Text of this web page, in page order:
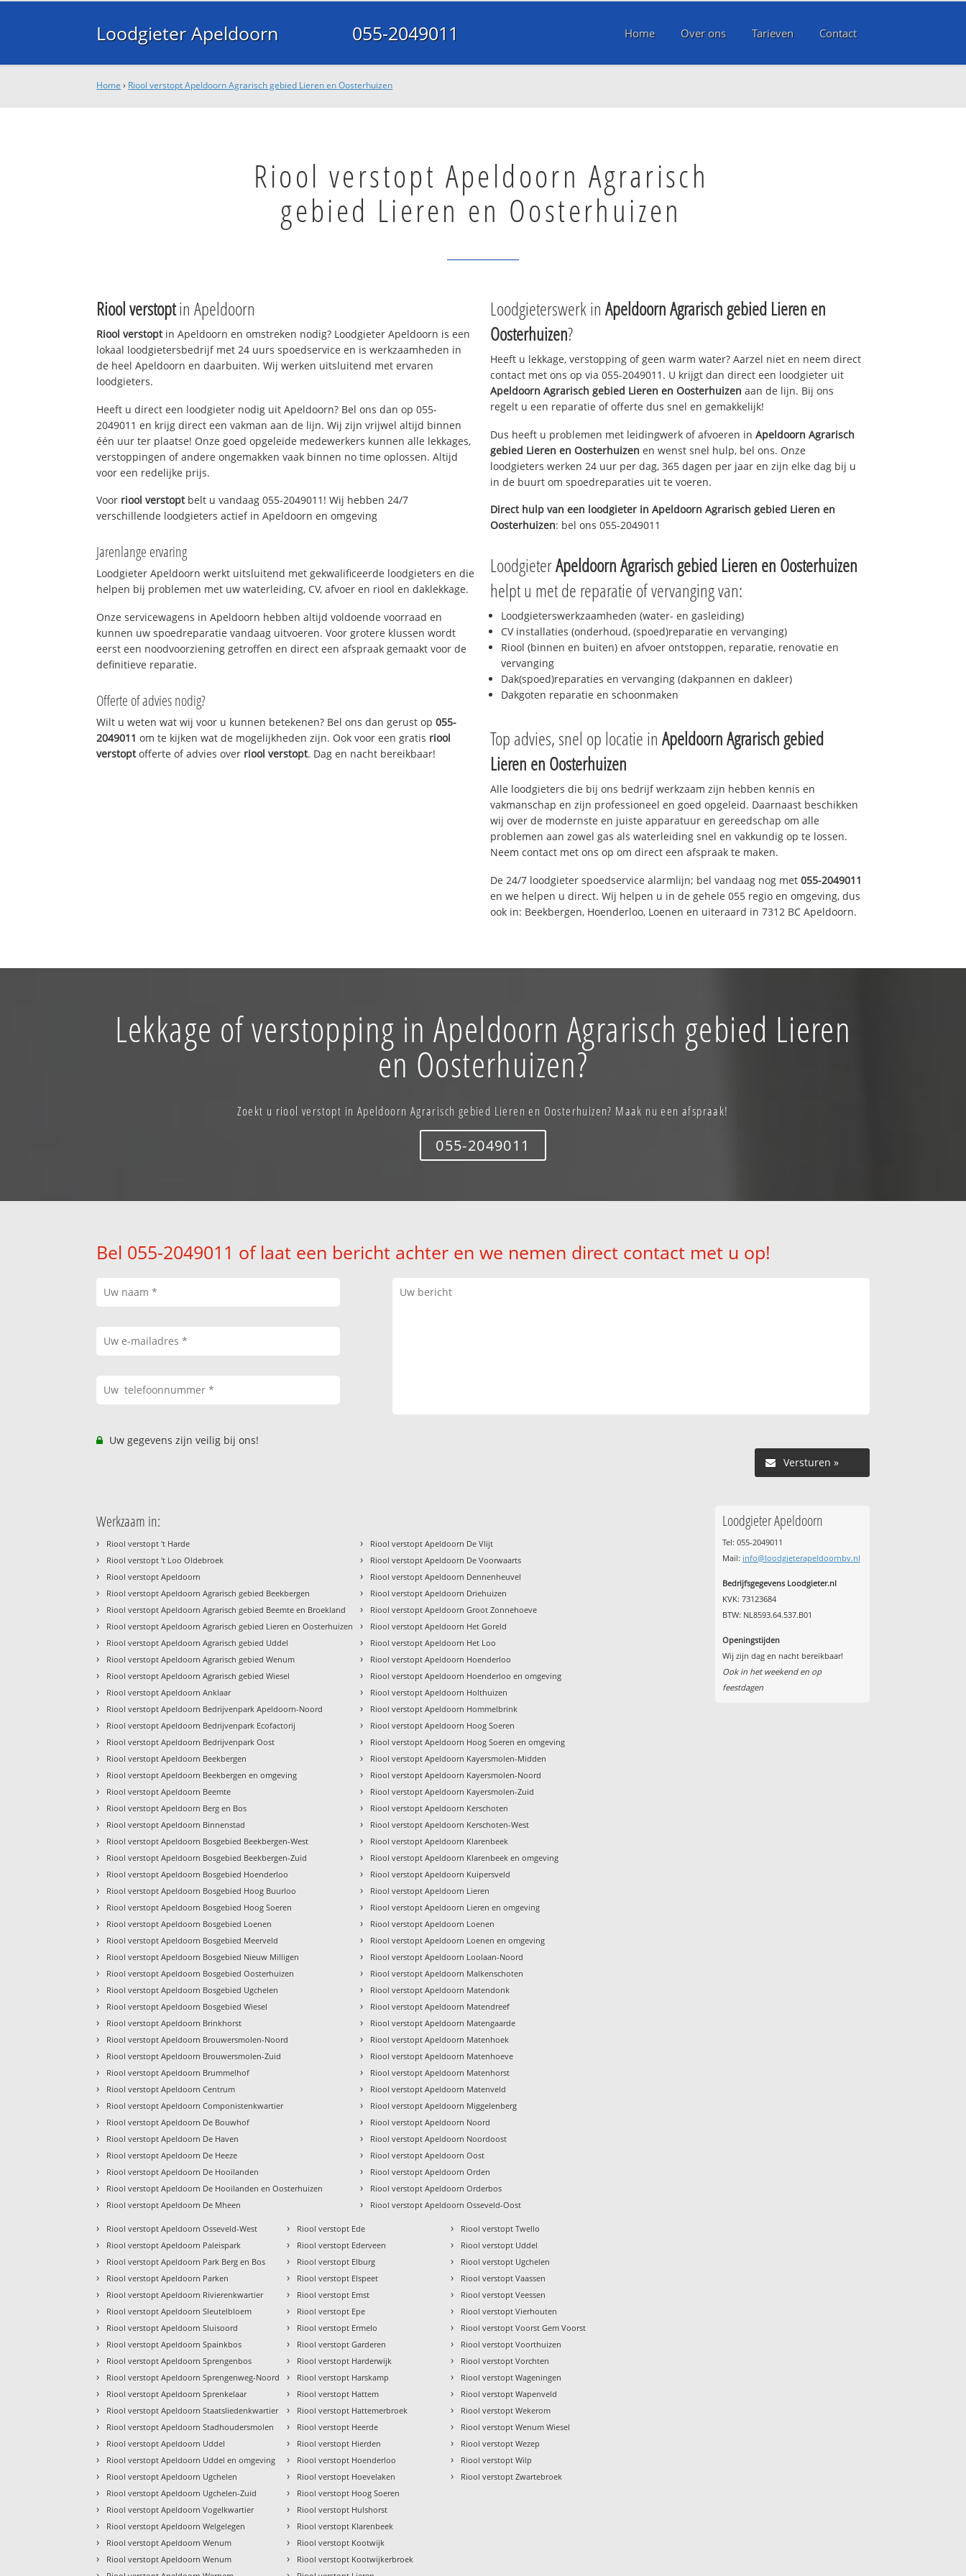
Loodgieter Apeldoorn 055-2049011 Home Over ons Tarieven Contact
Home › Riool verstopt Apeldoorn Agrarisch gebied Lieren en Oosterhuizen
Riool verstopt Apeldoorn Agrarisch
gebied Lieren en Oosterhuizen
Riool verstoptin Apeldoorn
Riool verstoptin Apeldoorn en omstreken nodig? Loodgieter Apeldoorn is een
lokaal loodgietersbedrijf met 24 uurs spoedservice en is werkzaamheden in
de heel Apeldoorn en daarbuiten. Wij werken uitsluitend met ervaren
loodgieters.
Heeft u direct een loodgieter nodig uit Apeldoorn? Bel ons dan op 055-
2049011 en krijg direct een vakman aan de lijn. Wij zijn vrijwel altijd binnen
één uur ter plaatse! Onze goed opgeleide medewerkers kunnen alle lekkages,
verstoppingen of andere ongemakken vaak binnen no time oplossen. Altijd
voor een redelijke prijs.
Voor riool verstoptbelt u vandaag 055-2049011! Wij hebben 24/7
verschillende loodgieters actief in Apeldoorn en omgeving
Jarenlange ervaring
Loodgieter Apeldoorn werkt uitsluitend met gekwalificeerde loodgieters en die
helpen bij problemen met uw waterleiding, CV, afvoer en riool en daklekkage.
Onze servicewagens in Apeldoorn hebben altijd voldoende voorraad en
kunnen uw spoedreparatie vandaag uitvoeren. Voor grotere klussen wordt
eerst een noodvoorziening getroffen en direct een afspraak gemaakt voor de
definitieve reparatie.
Offerte of advies nodig?
Wilt u weten wat wij voor u kunnen betekenen? Bel ons dan gerust op055-
2049011 om te kijken wat de mogelijkheden zijn. Ook voor een gratis riool
verstoptofferte of advies over riool verstopt. Dag en nacht bereikbaar!
Loodgieterswerk in Apeldoorn Agrarisch gebied Lieren en
Oosterhuizen?
Heeft u lekkage, verstopping of geen warm water? Aarzel niet en neem direct
contact met ons op via 055-2049011. U krijgt dan direct een loodgieter uit
Apeldoorn Agrarisch gebied Lieren en Oosterhuizen aan de lijn. Bij ons
regelt u een reparatie of offerte dus snel en gemakkelijk!
Dus heeft u problemen met leidingwerk of afvoeren in Apeldoorn Agrarisch
gebied Lieren en Oosterhuizen en wenst snel hulp, bel ons. Onze
loodgieters werken 24 uur per dag, 365 dagen per jaar en zijn elke dag bij u
in de buurt om spoedreparaties uit te voeren.
Direct hulp van een loodgieter in Apeldoorn Agrarisch gebied Lieren en
Oosterhuizen: bel ons 055-2049011
LoodgieterApeldoorn Agrarisch gebied Lieren en Oosterhuizen
helpt u met de reparatie of vervanging van:
Loodgieterswerkzaamheden (water- en gasleiding)
CV installaties (onderhoud, (spoed)reparatie en vervanging)
Riool (binnen en buiten) en afvoer ontstoppen, reparatie, renovatie en
vervanging
Dak(spoed)reparaties en vervanging (dakpannen en dakleer)
Dakgoten reparatie en schoonmaken
Top advies, snel op locatie in Apeldoorn Agrarisch gebied
Lieren en Oosterhuizen
Alle loodgieters die bij ons bedrijf werkzaam zijn hebben kennis en
vakmanschap en zijn professioneel en goed opgeleid. Daarnaast beschikken
wij over de modernste en juiste apparatuur en gereedschap om alle
problemen aan zowel gas als waterleiding snel en vakkundig op te lossen.
Neem contact met ons op om direct een afspraak te maken.
De 24/7 loodgieter spoedservice alarmlijn; bel vandaag nog met 055-2049011
en we helpen u direct. Wij helpen u in de gehele 055 regio en omgeving, dus
ook in: Beekbergen, Hoenderloo, Loenen en uiteraard in 7312 BC Apeldoorn.
Lekkage of verstopping in Apeldoorn Agrarisch gebied Lieren
en Oosterhuizen?
Zoekt u riool verstopt in Apeldoorn Agrarisch gebied Lieren en Oosterhuizen? Maak nu een afspraak!
055-2049011
Bel 055-2049011 of laat een bericht achter en we nemen direct contact met u op!
Uw gegevens zijn veilig bij ons!
Versturen »
Werkzaam in:
› Riool verstopt 't Harde
› Riool verstopt 't Loo Oldebroek
› Riool verstopt Apeldoorn
› Riool verstopt Apeldoorn Agrarisch gebied Beekbergen
› Riool verstopt Apeldoorn Agrarisch gebied Beemte en Broekland
› Riool verstopt Apeldoorn Agrarisch gebied Lieren en Oosterhuizen
› Riool verstopt Apeldoorn Agrarisch gebied Uddel
› Riool verstopt Apeldoorn Agrarisch gebied Wenum
› Riool verstopt Apeldoorn Agrarisch gebied Wiesel
› Riool verstopt Apeldoorn Anklaar
› Riool verstopt Apeldoorn Bedrijvenpark Apeldoorn-Noord
› Riool verstopt Apeldoorn Bedrijvenpark Ecofactorij
› Riool verstopt Apeldoorn Bedrijvenpark Oost
› Riool verstopt Apeldoorn Beekbergen
› Riool verstopt Apeldoorn Beekbergen en omgeving
› Riool verstopt Apeldoorn Beemte
› Riool verstopt Apeldoorn Berg en Bos
› Riool verstopt Apeldoorn Binnenstad
› Riool verstopt Apeldoorn Bosgebied Beekbergen-West
› Riool verstopt Apeldoorn Bosgebied Beekbergen-Zuid
› Riool verstopt Apeldoorn Bosgebied Hoenderloo
› Riool verstopt Apeldoorn Bosgebied Hoog Buurloo
› Riool verstopt Apeldoorn Bosgebied Hoog Soeren
› Riool verstopt Apeldoorn Bosgebied Loenen
› Riool verstopt Apeldoorn Bosgebied Meerveld
› Riool verstopt Apeldoorn Bosgebied Nieuw Milligen
› Riool verstopt Apeldoorn Bosgebied Oosterhuizen
› Riool verstopt Apeldoorn Bosgebied Ugchelen
› Riool verstopt Apeldoorn Bosgebied Wiesel
› Riool verstopt Apeldoorn Brinkhorst
› Riool verstopt Apeldoorn Brouwersmolen-Noord
› Riool verstopt Apeldoorn Brouwersmolen-Zuid
› Riool verstopt Apeldoorn Brummelhof
› Riool verstopt Apeldoorn Centrum
› Riool verstopt Apeldoorn Componistenkwartier
› Riool verstopt Apeldoorn De Bouwhof
› Riool verstopt Apeldoorn De Haven
› Riool verstopt Apeldoorn De Heeze
› Riool verstopt Apeldoorn De Hooilanden
› Riool verstopt Apeldoorn De Hooilanden en Oosterhuizen
› Riool verstopt Apeldoorn De Mheen
› Riool verstopt Apeldoorn De Vlijt
› Riool verstopt Apeldoorn De Voorwaarts
› Riool verstopt Apeldoorn Dennenheuvel
› Riool verstopt Apeldoorn Driehuizen
› Riool verstopt Apeldoorn Groot Zonnehoeve
› Riool verstopt Apeldoorn Het Goreld
› Riool verstopt Apeldoorn Het Loo
› Riool verstopt Apeldoorn Hoenderloo
› Riool verstopt Apeldoorn Hoenderloo en omgeving
› Riool verstopt Apeldoorn Holthuizen
› Riool verstopt Apeldoorn Hommelbrink
› Riool verstopt Apeldoorn Hoog Soeren
› Riool verstopt Apeldoorn Hoog Soeren en omgeving
› Riool verstopt Apeldoorn Kayersmolen-Midden
› Riool verstopt Apeldoorn Kayersmolen-Noord
› Riool verstopt Apeldoorn Kayersmolen-Zuid
› Riool verstopt Apeldoorn Kerschoten
› Riool verstopt Apeldoorn Kerschoten-West
› Riool verstopt Apeldoorn Klarenbeek
› Riool verstopt Apeldoorn Klarenbeek en omgeving
› Riool verstopt Apeldoorn Kuipersveld
› Riool verstopt Apeldoorn Lieren
› Riool verstopt Apeldoorn Lieren en omgeving
› Riool verstopt Apeldoorn Loenen
› Riool verstopt Apeldoorn Loenen en omgeving
› Riool verstopt Apeldoorn Loolaan-Noord
› Riool verstopt Apeldoorn Malkenschoten
› Riool verstopt Apeldoorn Matendonk
› Riool verstopt Apeldoorn Matendreef
› Riool verstopt Apeldoorn Matengaarde
› Riool verstopt Apeldoorn Matenhoek
› Riool verstopt Apeldoorn Matenhoeve
› Riool verstopt Apeldoorn Matenhorst
› Riool verstopt Apeldoorn Matenveld
› Riool verstopt Apeldoorn Miggelenberg
› Riool verstopt Apeldoorn Noord
› Riool verstopt Apeldoorn Noordoost
› Riool verstopt Apeldoorn Oost
› Riool verstopt Apeldoorn Orden
› Riool verstopt Apeldoorn Orderbos
› Riool verstopt Apeldoorn Osseveld-Oost
› Riool verstopt Apeldoorn Osseveld-West
› Riool verstopt Apeldoorn Paleispark
› Riool verstopt Apeldoorn Park Berg en Bos
› Riool verstopt Apeldoorn Parken
› Riool verstopt Apeldoorn Rivierenkwartier
› Riool verstopt Apeldoorn Sleutelbloem
› Riool verstopt Apeldoorn Sluisoord
› Riool verstopt Apeldoorn Spainkbos
› Riool verstopt Apeldoorn Sprengenbos
› Riool verstopt Apeldoorn Sprengenweg-Noord
› Riool verstopt Apeldoorn Sprenkelaar
› Riool verstopt Apeldoorn Staatsliedenkwartier
› Riool verstopt Apeldoorn Stadhoudersmolen
› Riool verstopt Apeldoorn Uddel
› Riool verstopt Apeldoorn Uddel en omgeving
› Riool verstopt Apeldoorn Ugchelen
› Riool verstopt Apeldoorn Ugchelen-Zuid
› Riool verstopt Apeldoorn Vogelkwartier
› Riool verstopt Apeldoorn Welgelegen
› Riool verstopt Apeldoorn Wenum
› Riool verstopt Apeldoorn Wenum
› Riool verstopt Ede
› Riool verstopt Ederveen
› Riool verstopt Elburg
› Riool verstopt Elspeet
› Riool verstopt Emst
› Riool verstopt Epe
› Riool verstopt Ermelo
› Riool verstopt Garderen
› Riool verstopt Harderwijk
› Riool verstopt Harskamp
› Riool verstopt Hattem
› Riool verstopt Hattemerbroek
› Riool verstopt Heerde
› Riool verstopt Hierden
› Riool verstopt Hoenderloo
› Riool verstopt Hoevelaken
› Riool verstopt Hoog Soeren
› Riool verstopt Hulshorst
› Riool verstopt Klarenbeek
› Riool verstopt Kootwijk
› Riool verstopt Kootwijkerbroek
› Riool verstopt Twello
› Riool verstopt Uddel
› Riool verstopt Ugchelen
› Riool verstopt Vaassen
› Riool verstopt Veessen
› Riool verstopt Vierhouten
› Riool verstopt Voorst Gem Voorst
› Riool verstopt Voorthuizen
› Riool verstopt Vorchten
› Riool verstopt Wageningen
› Riool verstopt Wapenveld
› Riool verstopt Wekerom
› Riool verstopt Wenum Wiesel
› Riool verstopt Wezep
› Riool verstopt Wilp
› Riool verstopt Zwartebroek
Loodgieter Apeldoorn
Tel: 055-2049011
Mail: info@loodgieterapeldoornbv.nl
Bedrijfsgegevens Loodgieter.nl
KVK: 73123684
BTW: NL8593.64.537.B01
Openingstijden
Wij zijn dag en nacht bereikbaar!
Ook in het weekend en op
feestdagen